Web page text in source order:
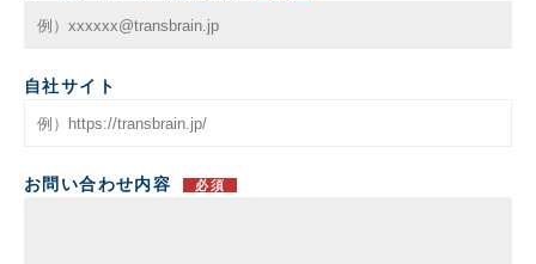
自社サイト
お問い合わせ内容 必須